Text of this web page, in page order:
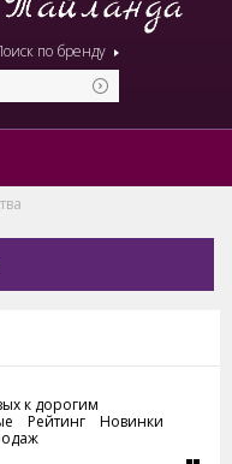
по бренду
к дорогим
Рейтинг
Новинки